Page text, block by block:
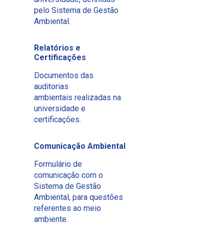
pelo Sistema de Gestão
Ambiental.
Relatórios e
Certificações
Documentos das
auditorias
ambientais realizadas na
universidade e
certificações.
Comunicação Ambiental
Formulário de
comunicação com o
Sistema de Gestão
Ambiental, para questões
referentes ao meio
ambiente.